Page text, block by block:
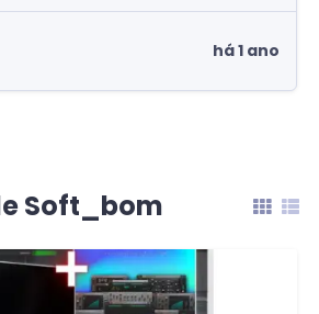
há 1 ano
Soft_bom